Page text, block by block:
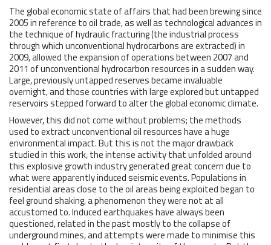
The global economic state of affairs that had been brewing since
2005 in reference to oil trade, as well as technological advances in
the technique of hydraulic fracturing (the industrial process
through which unconventional hydrocarbons are extracted) in
2009, allowed the expansion of operations between 2007 and
2011 of unconventional hydrocarbon resources in a sudden way.
Large, previously untapped reserves became invaluable
overnight, and those countries with large explored but untapped
reservoirs stepped forward to alter the global economic climate.
However, this did not come without problems; the methods
used to extract unconventional oil resources have a huge
environmental impact. But this is not the major drawback
studied in this work, the intense activity that unfolded around
this explosive growth industry generated great concern due to
what were apparently induced seismic events. Populations in
residential areas close to the oil areas being exploited began to
feel ground shaking, a phenomenon they were not at all
accustomed to. Induced earthquakes have always been
questioned, related in the past mostly to the collapse of
underground mines, and attempts were made to minimise this